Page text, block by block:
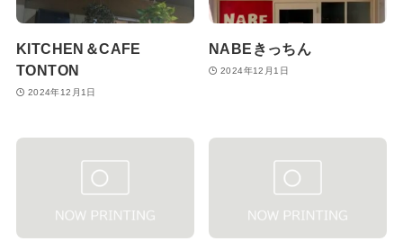
KITCHEN＆CAFE
TONTON
2024年12月1日
NABEきっちん
2024年12月1日